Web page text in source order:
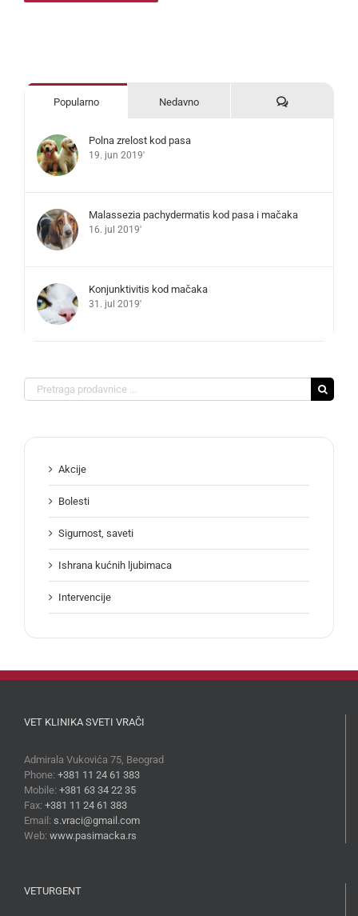
Popularno Nedavno Komentari
Polna zrelost kod pasa
19. jun 2019'
Malassezia pachydermatis kod pasa i mačaka
16. jul 2019'
Konjunktivitis kod mačaka
31. jul 2019'
Search
for:
Akcije
Bolesti
Sigurnost, saveti
Ishrana kućnih ljubimaca
Intervencije
VET KLINIKA SVETI VRAČI
Admirala Vukovića 75, Beograd
Phone: +381 11 24 61 383
Mobile: +381 63 34 22 35
Fax: +381 11 24 61 383
Email: s.vraci@gmail.com
Web: www.pasimacka.rs
VETURGENT